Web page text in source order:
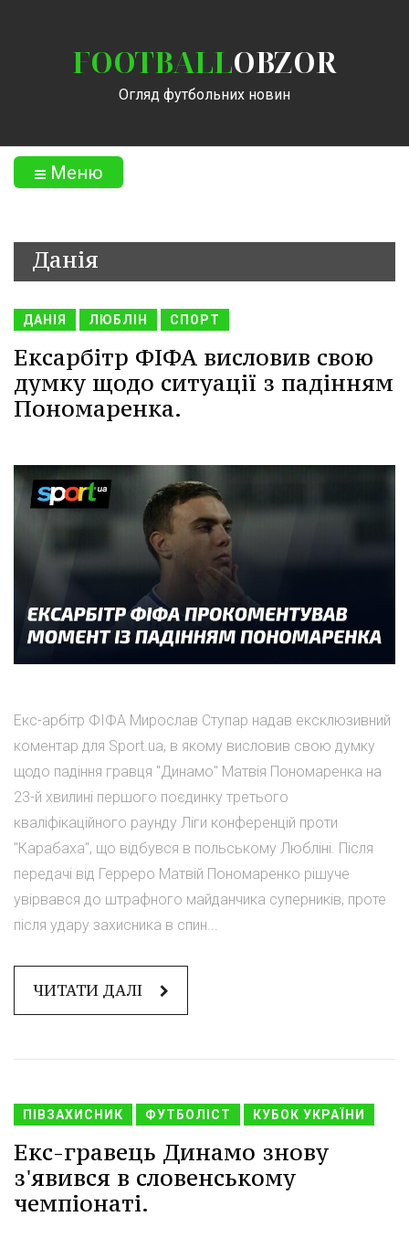
FOOTBALLOBZOR
Огляд футбольних новин
Меню
Данія
ДАНІЯ ЛЮБЛІН СПОРТ
Ексарбітр ФІФА висловив свою
думку щодо ситуації з падінням
Пономаренка.
Екс-арбітр ФІФА Мирослав Ступар надав ексклюзивний
коментар для Sport.ua, в якому висловив свою думку
щодо падіння гравця "Динамо" Матвія Пономаренка на
23-й хвилині першого поєдинку третього
кваліфікаційного раунду Ліги конференцій проти
"Карабаха", що відбувся в польському Любліні. Після
передачі від Герреро Матвій Пономаренко рішуче
увірвався до штрафного майданчика суперників, проте
після удару захисника в спин...
ЧИТАТИ ДАЛІ
ПІВЗАХИСНИК ФУТБОЛІСТ КУБОК УКРАЇНИ
Екс-гравець Динамо знову
з'явився в словенському
чемпіонаті.